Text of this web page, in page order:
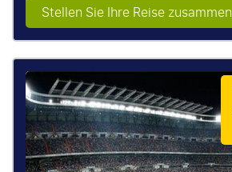
Stellen Sie Ihre Reise zusammen